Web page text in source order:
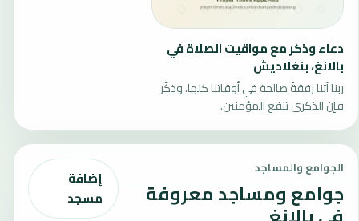
دعاء وذكر مع مواقيت الصلاة في
بالانغ، بنغلاديش
ربنا آتنا رفقةً صالحة في أوقاتنا كلها. وذكّر
فإن الذكرى تنفع المؤمنين.
الجوامع والمساجد
جوامع ومساجد معروفة
إضافة
مسجد